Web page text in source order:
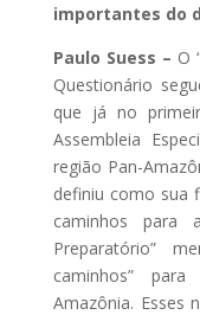
importantes do
Paulo Suess – O
Questionário
que já no
Assembleia
região Pan-
definiu como sua
caminhos para
Preparatório”
caminhos”
Amazônia. Esses